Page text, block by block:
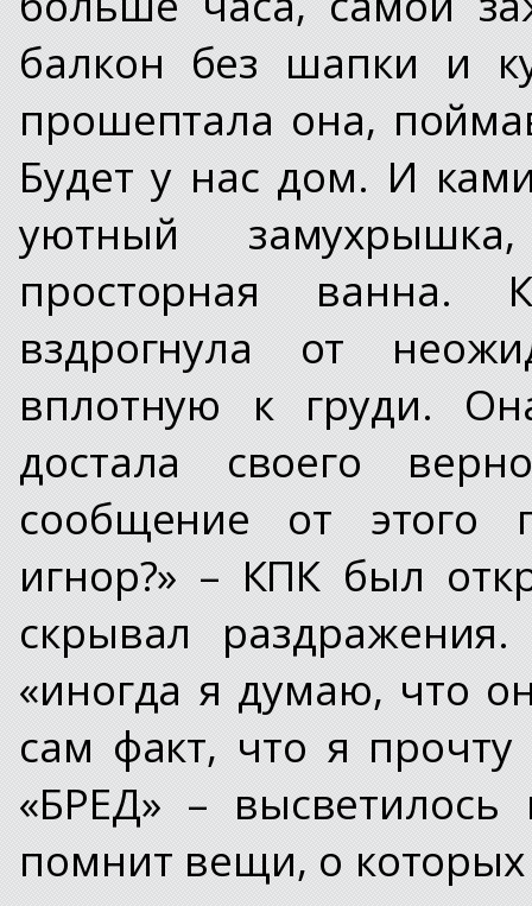
балкон без шапки и
прошептала она,
Будет у нас дом. И
уютный
просторная ванна.
вздрогнула от
вплотную к груди.
достала своего
сообщение от этого
игнор?» – КПК был
скрывал
«иногда я думаю, что
сам факт, что я прочту
«БРЕД» –
помнит вещи, о